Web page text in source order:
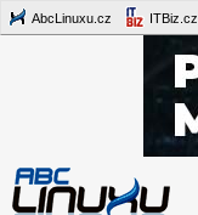
AbcLinuxu.cz ITBiz.cz